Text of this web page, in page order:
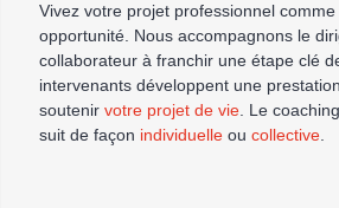
Vivez votre projet professionnel
opportunité. Nous accompagnons le
collaborateur à franchir une étape clé
intervenants développent une
soutenir votre projet de vie . Le
suit de façon individuelle ou collective